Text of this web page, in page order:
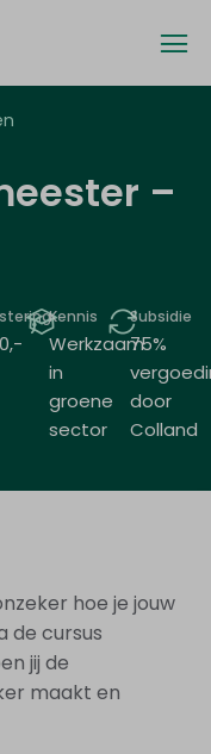
–
,-
Kennis
Werkzaam
in
groene
sector
Subsidie
75%
door
Colland
hoe je jouw
de cursus
jij de
maakt en